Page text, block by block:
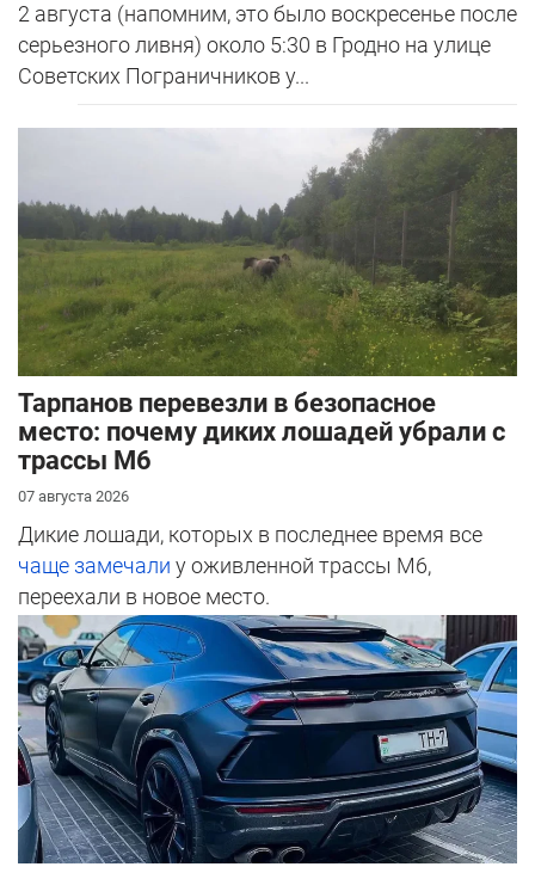
2 августа (напомним, это было воскресенье после
серьезного ливня) около 5:30 в Гродно на улице
Советских Пограничников у...
Тарпанов перевезли в безопасное
место: почему диких лошадей убрали с
трассы М6
07 августа 2026
Дикие лошади, которых в последнее время все
чаще замечали у оживленной трассы М6,
переехали в новое место.